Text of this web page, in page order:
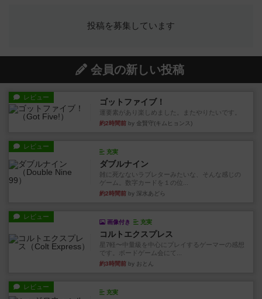
投稿を募集しています
会員の新しい投稿
レビュー ゴットファイブ！
運要素があり楽しめました。またやりたいです。
約2時間前 by 金賢守(キムヒョンス)
レビュー
充実
ダブルナイン
雑に死なないラブレターみたいな、そんな感じの
ゲーム。数字カードを１の位...
約2時間前 by 深水あどら
レビュー
画像付き 充実
コルトエクスプレス
星7軽〜中量級を中心にプレイするゲーマーの感想
です。ボードゲーム会にて...
約3時間前 by おとん
レビュー
充実